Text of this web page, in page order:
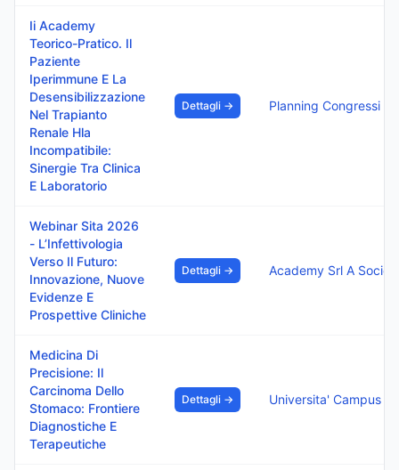
Ii Academy
Teorico-Pratico. Il
Paziente
Iperimmune E La
Desensibilizzazione
Nel Trapianto
Renale Hla
Incompatibile:
Sinergie Tra Clinica
E Laboratorio
Dettagli → Planning Congressi
Webinar Sita 2026
- L’Infettivologia
Verso Il Futuro:
Innovazione, Nuove
Evidenze E
Prospettive Cliniche
Dettagli →
Medicina Di
Precisione: Il
Carcinoma Dello
Stomaco: Frontiere
Diagnostiche E
Terapeutiche
Dettagli →